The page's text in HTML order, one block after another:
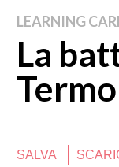
LEARNING
La
SALVA